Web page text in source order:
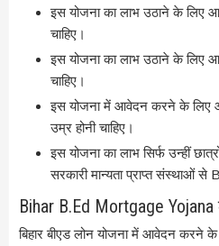
इस योजना का लाभ उठाने के लिए
चाहिए।
इस योजना का लाभ उठाने के लिए
चाहिए।
इस योजना में आवेदन करने के लिए
उम्र होनी चाहिए।
इस योजना का लाभ सिर्फ उन्हीं
सरकारी मान्यता प्राप्त संस्थाओं से
Bihar B.Ed Mortgage
बिहार बीएड लोन योजना में आवेदन करने